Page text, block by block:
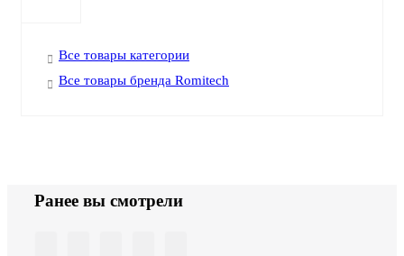
Все товары категории
Все товары бренда Romitech
Ранее вы смотрели